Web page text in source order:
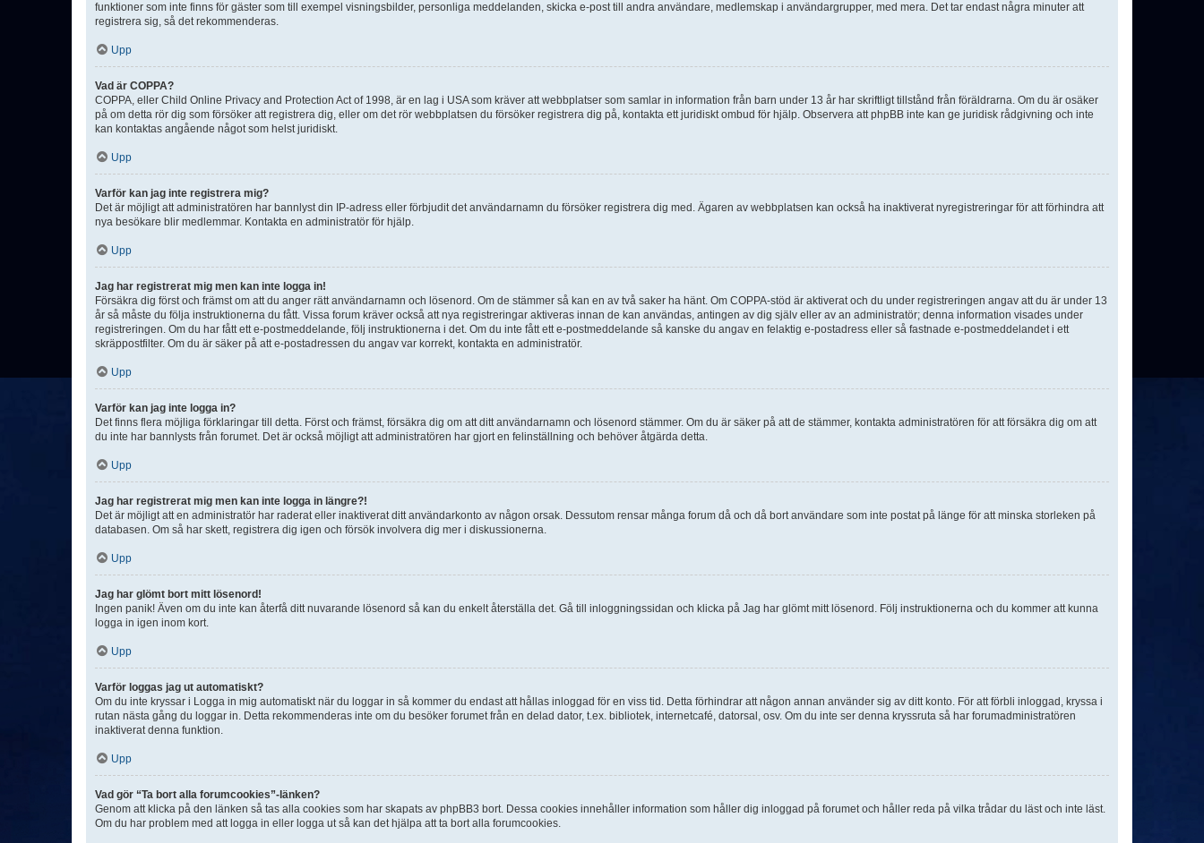
funktioner som inte finns för gäster som till exempel visningsbilder, personliga meddelanden, skicka e-post till andra användare, medlemskap i användargrupper, med mera. Det tar endast några minuter att
registrera sig, så det rekommenderas.
Upp
Vad är COPPA?
COPPA, eller Child Online Privacy and Protection Act of 1998, är en lag i USA som kräver att webbplatser som samlar in information från barn under 13 år har skriftligt tillstånd från föräldrarna. Om du är osäker
på om detta rör dig som försöker att registrera dig, eller om det rör webbplatsen du försöker registrera dig på, kontakta ett juridiskt ombud för hjälp. Observera att phpBB inte kan ge juridisk rådgivning och inte
kan kontaktas angående något som helst juridiskt.
Upp
Varför kan jag inte registrera mig?
Det är möjligt att administratören har bannlyst din IP-adress eller förbjudit det användarnamn du försöker registrera dig med. Ägaren av webbplatsen kan också ha inaktiverat nyregistreringar för att förhindra att
nya besökare blir medlemmar. Kontakta en administratör för hjälp.
Upp
Jag har registrerat mig men kan inte logga in!
Försäkra dig först och främst om att du anger rätt användarnamn och lösenord. Om de stämmer så kan en av två saker ha hänt. Om COPPA-stöd är aktiverat och du under registreringen angav att du är under 13
år så måste du följa instruktionerna du fått. Vissa forum kräver också att nya registreringar aktiveras innan de kan användas, antingen av dig själv eller av an administratör; denna information visades under
registreringen. Om du har fått ett e-postmeddelande, följ instruktionerna i det. Om du inte fått ett e-postmeddelande så kanske du angav en felaktig e-postadress eller så fastnade e-postmeddelandet i ett
skräppostfilter. Om du är säker på att e-postadressen du angav var korrekt, kontakta en administratör.
Upp
Varför kan jag inte logga in?
Det finns flera möjliga förklaringar till detta. Först och främst, försäkra dig om att ditt användarnamn och lösenord stämmer. Om du är säker på att de stämmer, kontakta administratören för att försäkra dig om att
du inte har bannlysts från forumet. Det är också möjligt att administratören har gjort en felinställning och behöver åtgärda detta.
Upp
Jag har registrerat mig men kan inte logga in längre?!
Det är möjligt att en administratör har raderat eller inaktiverat ditt användarkonto av någon orsak. Dessutom rensar många forum då och då bort användare som inte postat på länge för att minska storleken på
databasen. Om så har skett, registrera dig igen och försök involvera dig mer i diskussionerna.
Upp
Jag har glömt bort mitt lösenord!
Ingen panik! Även om du inte kan återfå ditt nuvarande lösenord så kan du enkelt återställa det. Gå till inloggningssidan och klicka på Jag har glömt mitt lösenord. Följ instruktionerna och du kommer att kunna
logga in igen inom kort.
Upp
Varför loggas jag ut automatiskt?
Om du inte kryssar i Logga in mig automatiskt när du loggar in så kommer du endast att hållas inloggad för en viss tid. Detta förhindrar att någon annan använder sig av ditt konto. För att förbli inloggad, kryssa i
rutan nästa gång du loggar in. Detta rekommenderas inte om du besöker forumet från en delad dator, t.ex. bibliotek, internetcafé, datorsal, osv. Om du inte ser denna kryssruta så har forumadministratören
inaktiverat denna funktion.
Upp
Vad gör “Ta bort alla forumcookies”-länken?
Genom att klicka på den länken så tas alla cookies som har skapats av phpBB3 bort. Dessa cookies innehåller information som håller dig inloggad på forumet och håller reda på vilka trådar du läst och inte läst.
Om du har problem med att logga in eller logga ut så kan det hjälpa att ta bort alla forumcookies.